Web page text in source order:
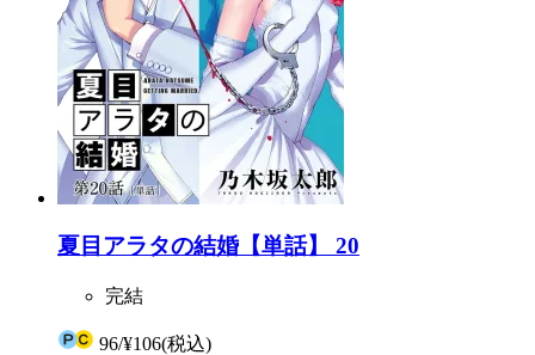
夏目アラタの結婚【単話】 20
完結
96/¥106(税込)